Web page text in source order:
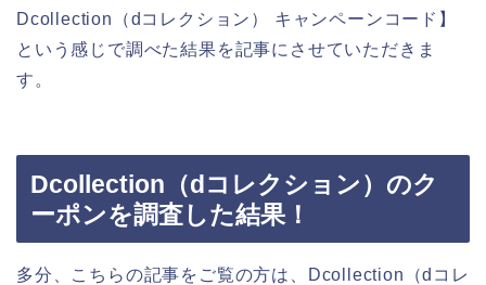
Dcollection（dコレクション） キャンペーンコード】
という感じで調べた結果を記事にさせていただきま
す。
Dcollection（dコレクション）のク
ーポンを調査した結果！
多分、こちらの記事をご覧の方は、Dcollection（dコレ